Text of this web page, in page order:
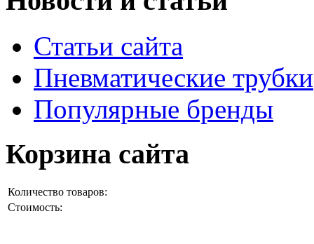
Статьи сайта
Пневматические трубки
Популярные бренды
Корзина сайта
Количество товаров:
Стоимость: